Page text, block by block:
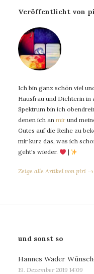
Veröffentlicht von
Ich bin ganz schön viel
Hausfrau und Dichterin in
Spektrum bin ich
denen ich an mir und
Gutes auf die Reihe zu
mir kurz das, was ich
geht's wieder.
|
Zeige alle Artikel von piri →
und sonst so
Hannes Wader
19. Dezember 2019 14:09